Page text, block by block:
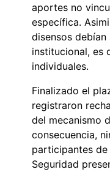
aportes no
específica.
disensos
institucional, es
individuales.
Finalizado el
registraron
del mecanismo
consecuencia,
participantes
Seguridad